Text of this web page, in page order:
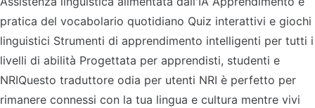
pratica del vocabolario quotidiano Quiz interattivi e giochi
linguistici Strumenti di apprendimento intelligenti per tutti i
livelli di abilità Progettata per apprendisti, studenti e
NRIQuesto traduttore odia per utenti NRI è perfetto per
rimanere connessi con la tua lingua e cultura mentre vivi